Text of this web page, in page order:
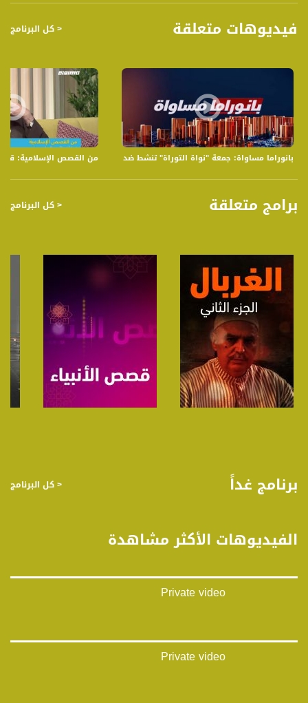
فيديوهات متعلقة < كل البرنامج
من القصص الإسلامية: قصة أول
بانوراما مساواة: جمعة "نواة التوراة" تنشط ضد المواطنين العرب في عكا
برامج متعلقة < كل البرنامج
برنامج غداً < كل البرنامج
الفيديوهات الأكثر مشاهدة
Private video
Private video